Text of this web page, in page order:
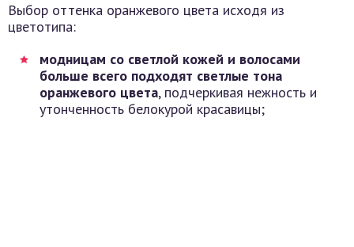
Выбор оттенка оранжевого цвета исходя из
цветотипа:
модницам со светлой кожей и волосами
больше всего подходят светлые тона
оранжевого цвета, подчеркивая нежность и
утонченность белокурой красавицы;